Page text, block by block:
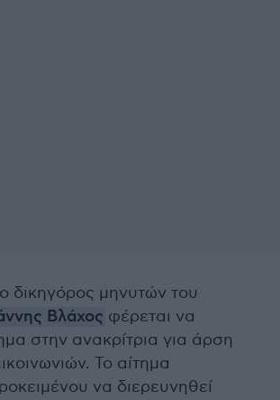
δικηγόρος μηνυτών του
Βλάχος φέρεται να
στην ανακρίτρια για άρση
Το αίτημα
να διερευνηθεί